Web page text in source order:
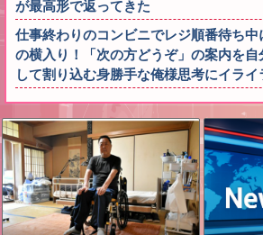
が最高形で返ってきた
仕事終わりのコンビニでレジ順番待ち中
の横入り！「次の方どうぞ」の案内を
して割り込む身勝手な俺様思考にイライ